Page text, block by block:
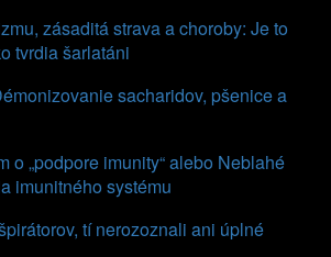
zásaditá strava a choroby: Je to
tvrdia šarlatáni
sacharidov, pšenice a
o „podpore imunity“ alebo Neblahé
imunitného systému
tí nerozoznali ani úplné